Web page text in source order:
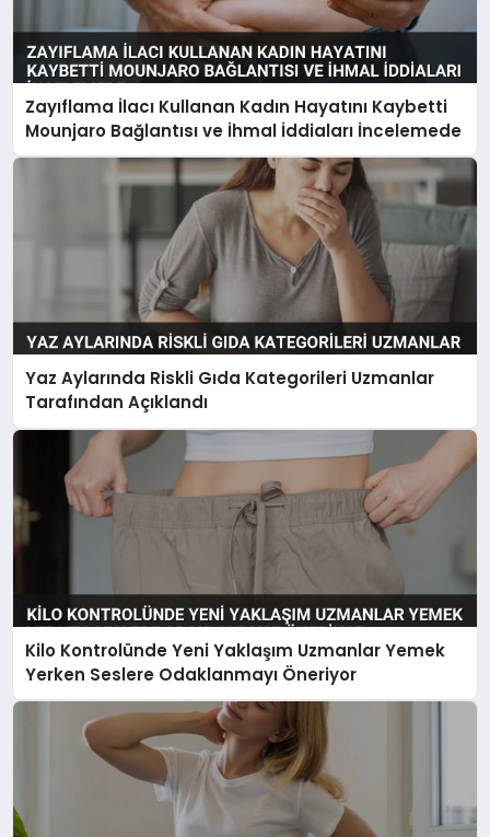
Zayıflama İlacı Kullanan Kadın Hayatını Kaybetti
Mounjaro Bağlantısı ve İhmal İddiaları İncelemede
Yaz Aylarında Riskli Gıda Kategorileri Uzmanlar
Tarafından Açıklandı
Kilo Kontrolünde Yeni Yaklaşım Uzmanlar Yemek
Yerken Seslere Odaklanmayı Öneriyor